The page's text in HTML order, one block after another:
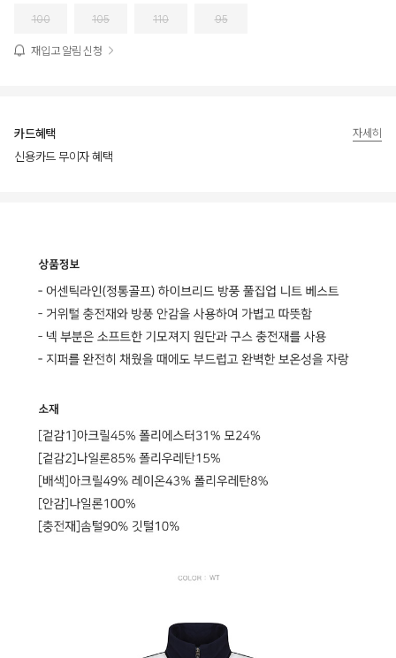
100 105 110 95
재입고 알림 신청
카드혜택
신용카드 무이자 혜택
자세히